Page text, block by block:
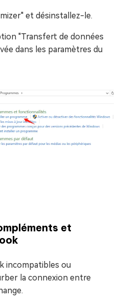
et désinstallez-le.
"Transfert de données
dans les paramètres du
et
incompatibles ou
la connexion entre